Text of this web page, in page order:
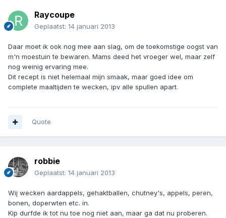
Raycoupe
Geplaatst: 14 januari 2013
Daar moet ik ook nog mee aan slag, om de toekomstige oogst van
m'n moestuin te bewaren. Mams deed het vroeger wel, maar zelf
nog weinig ervaring mee.
Dit recept is niet helemaal mijn smaak, maar goed idee om
complete maaltijden te wecken, ipv alle spullen apart.
Quote
robbie
Geplaatst: 14 januari 2013
Wij wecken aardappels, gehaktballen, chutney's, appels, peren,
bonen, doperwten etc. in.
Kip durfde ik tot nu toe nog niet aan, maar ga dat nu proberen.